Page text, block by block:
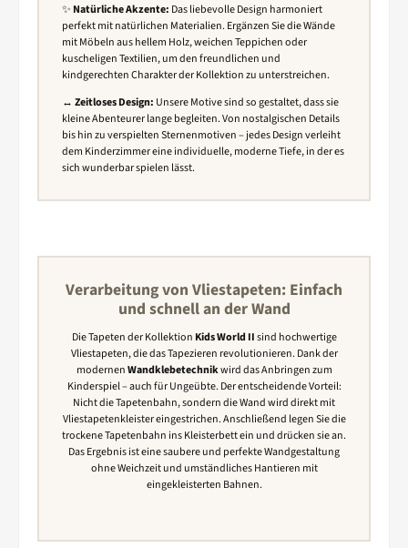
✨ Natürliche Akzente: Das liebevolle Design harmoniert
perfekt mit natürlichen Materialien. Ergänzen Sie die Wände
mit Möbeln aus hellem Holz, weichen Teppichen oder
kuscheligen Textilien, um den freundlichen und
kindgerechten Charakter der Kollektion zu unterstreichen.
↔️ Zeitloses Design: Unsere Motive sind so gestaltet, dass sie
kleine Abenteurer lange begleiten. Von nostalgischen Details
bis hin zu verspielten Sternenmotiven – jedes Design verleiht
dem Kinderzimmer eine individuelle, moderne Tiefe, in der es
sich wunderbar spielen lässt.
Verarbeitung von Vliestapeten: Einfach
und schnell an der Wand
Die Tapeten der Kollektion Kids World IIsind hochwertige
Vliestapeten, die das Tapezieren revolutionieren. Dank der
modernenWandklebetechnikwird das Anbringen zum
Kinderspiel – auch für Ungeübte. Der entscheidende Vorteil:
Nicht die Tapetenbahn, sondern die Wand wird direkt mit
Vliestapetenkleister eingestrichen. Anschließend legen Sie die
trockene Tapetenbahn ins Kleisterbett ein und drücken sie an.
Das Ergebnis ist eine saubere und perfekte Wandgestaltung
ohne Weichzeit und umständliches Hantieren mit
eingekleisterten Bahnen.